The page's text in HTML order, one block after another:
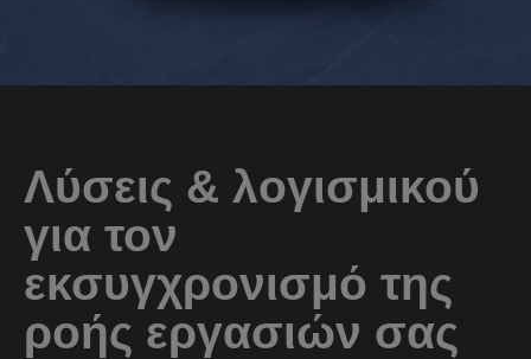
Λύσεις & λογισμικού
για τον
εκσυγχρονισμό της
ροής εργασιών σας